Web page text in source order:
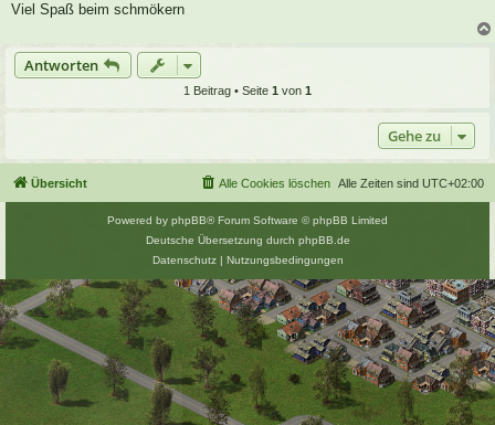
Viel Spaß beim schmökern
Antworten
1 Beitrag • Seite 1 von 1
Gehe zu
Übersicht Alle Zeiten sind UTC+02:00
Alle Cookies löschen
Powered by phpBB® Forum Software © phpBB Limited
Deutsche Übersetzung durch phpBB.de
Datenschutz| Nutzungsbedingungen